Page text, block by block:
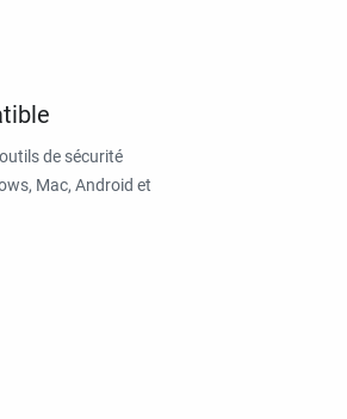
de sécurité
Mac, Android et